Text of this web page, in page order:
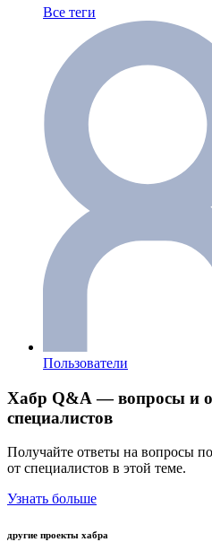
Все теги
Пользователи
Хабр Q&A — вопросы и
специалистов
Получайте ответы на вопросы
от специалистов в этой теме.
Узнать больше
другие проекты хабра